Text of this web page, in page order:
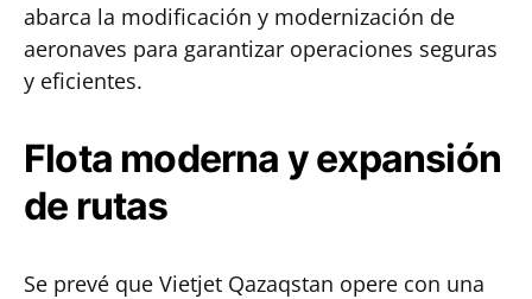
abarca la modificación y modernización de
aeronaves para garantizar operaciones seguras
y eficientes.
Flota moderna y expansión
de rutas
Se prevé que Vietjet Qazaqstan opere con una